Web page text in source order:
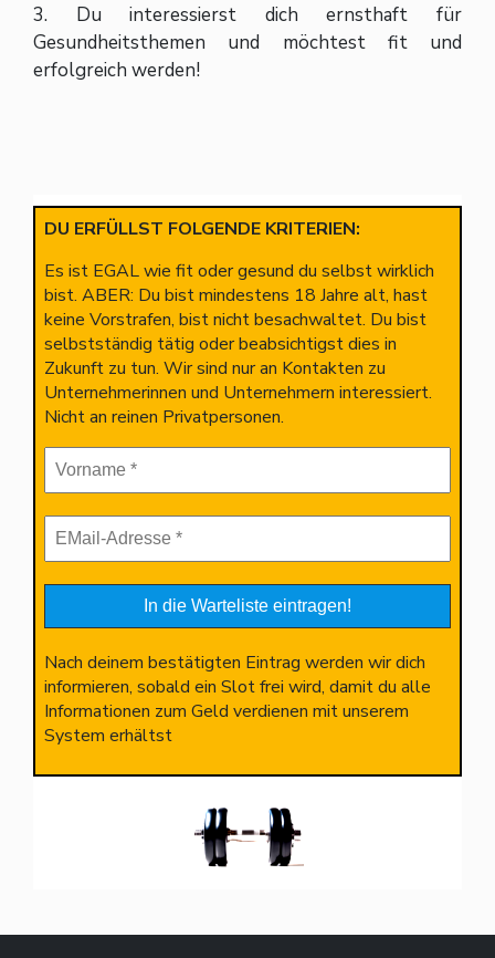
3. Du interessierst dich ernsthaft für
Gesundheitsthemen und möchtest fit und
erfolgreich werden!
DU ERFÜLLST FOLGENDE KRITERIEN:
Es ist EGAL wie fit oder gesund du selbst wirklich
bist. ABER: Du bist mindestens 18 Jahre alt, hast
keine Vorstrafen, bist nicht besachwaltet. Du bist
selbstständig tätig oder beabsichtigst dies in
Zukunft zu tun. Wir sind nur an Kontakten zu
Unternehmerinnen und Unternehmern interessiert.
Nicht an reinen Privatpersonen.
Nach deinem bestätigten Eintrag werden wir dich
informieren, sobald ein Slot frei wird, damit du alle
Informationen zum Geld verdienen mit unserem
System erhältst